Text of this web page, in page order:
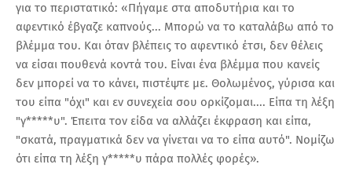
για το περιστατικό: «Πήγαμε στα αποδυτήρια και το
αφεντικό έβγαζε καπνούς... Μπορώ να το καταλάβω από το
βλέμμα του. Και όταν βλέπεις το αφεντικό έτσι, δεν θέλεις
να είσαι πουθενά κοντά του. Είναι ένα βλέμμα που κανείς
δεν μπορεί να το κάνει, πιστέψτε με. Θολωμένος, γύρισα και
του είπα "όχι" και εν συνεχεία σου ορκίζομαι.... Είπα τη λέξη
"γ*****υ". Έπειτα τον είδα να αλλάζει έκφραση και είπα,
"σκατά, πραγματικά δεν να γίνεται να το είπα αυτό". Νομίζω
ότι είπα τη λέξη γ*****υ πάρα πολλές φορές».